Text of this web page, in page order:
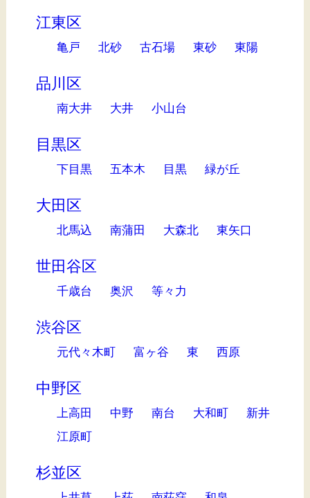
江東区
亀戸 北砂 古石場 東砂 東陽
品川区
南大井 大井 小山台
目黒区
下目黒 五本木 目黒 緑が丘
大田区
北馬込 南蒲田 大森北 東矢口
世田谷区
千歳台 奥沢 等々力
渋谷区
元代々木町 富ヶ谷 東 西原
中野区
上高田 中野 南台 大和町
新井
江原町
杉並区